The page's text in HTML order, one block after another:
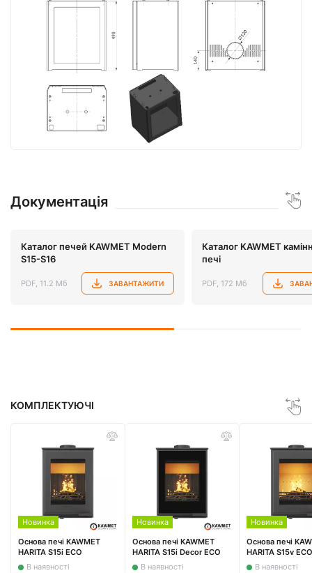
Документація
Каталог печей KAWMET Modern
S15-S16
PDF, 11.2 Мб ЗАВАНТАЖИТИ
Каталог KAWMET
печі
PDF, 172 Мб
КОМПЛЕКТУЮЧІ
Новинка
Основа печі KAWMET
HARITA S15i ECO
В наявності
Новинка
Основа печі KAWMET
HARITA S15i Decor ECO
В наявності
Новинка
Основа печі
HARITA S15v ECO
В наявності